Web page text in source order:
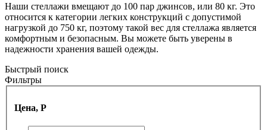
Наши стеллажи вмещают до 100 пар джинсов, или 80 кг. Это
относится к категории легких конструкций с допустимой
нагрузкой до 750 кг, поэтому такой вес для стеллажа является
комфортным и безопасным. Вы можете быть уверены в
надежности хранения вашей одежды.
Быстрый поиск
Фильтры
Цена, Р